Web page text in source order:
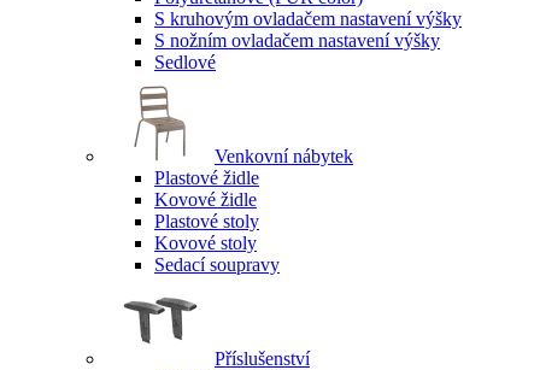
S kruhovým ovladačem nastavení výšky
S nožním ovladačem nastavení výšky
Sedlové
Venkovní nábytek
Plastové židle
Kovové židle
Plastové stoly
Kovové stoly
Sedací soupravy
Příslušenství